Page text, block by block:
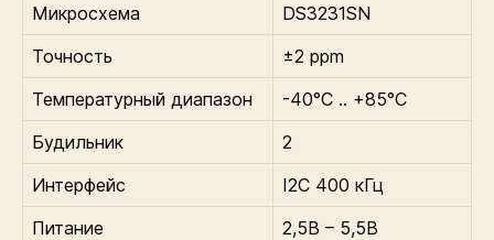
Микросхема
DS3231SN
Точность
±2 ppm
Температурный диапазон
-40°C .. +85°C
Будильник
2
Интерфейс
I2C 400 кГц
Питание
2,5В – 5,5В